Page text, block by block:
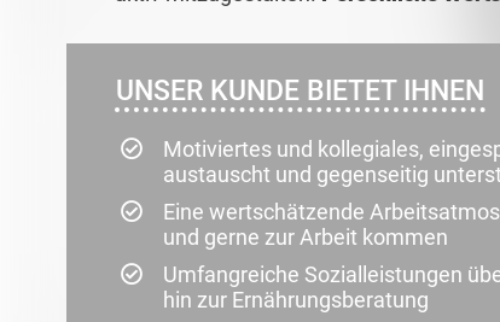
UNSER KUNDE BIETET IHNEN
Motiviertes und kollegiales,
austauscht und gegenseitig
Eine wertschätzende
und gerne zur Arbeit kommen
Umfangreiche Sozialleistungen
hin zur Ernährungsberatung